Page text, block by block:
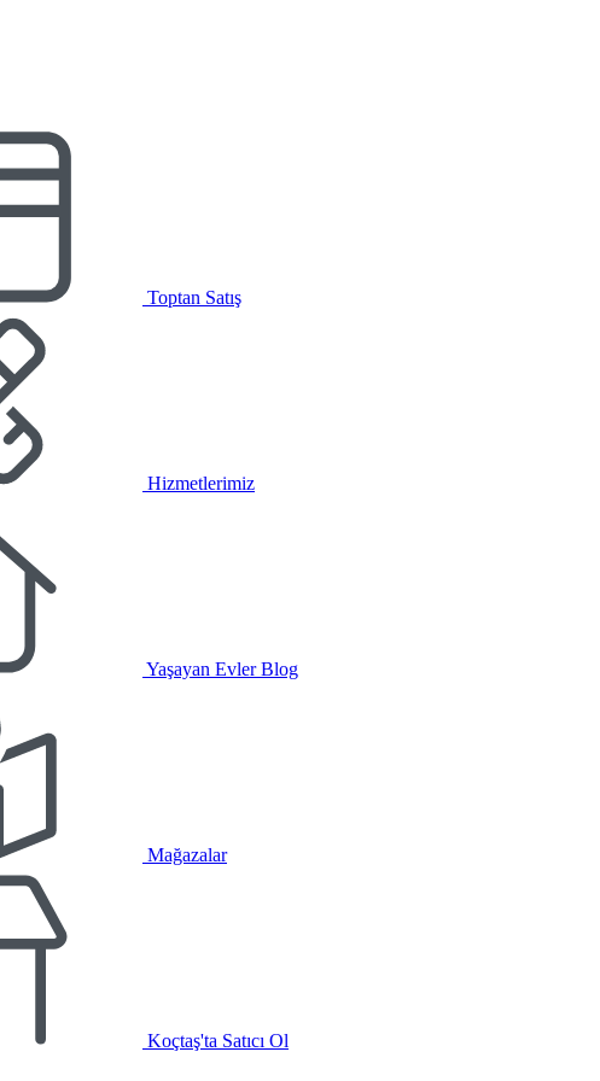
Toptan Satış
Hizmetlerimiz
Yaşayan Evler Blog
Mağazalar
Koçtaş'ta Satıcı Ol